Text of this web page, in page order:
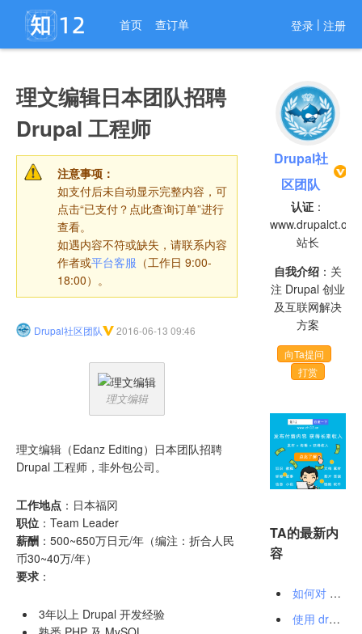
首页
查订单 登录 | 注册
理文编辑日本团队招聘
Drupal 工程师
注意事项：
如支付后未自动显示完整内容，可
点击“已支付？点此查询订单”进行
查看。
如遇内容不符或缺失，请联系内容
作者或平台客服 （工作日 9:00-
18:00）。
Drupal社区团队 2016-06-13 09:46
理文编辑
理文编辑（Edanz Editing）日本团队招聘
Drupal 工程师，非外包公司。
工作地点 ：日本福冈
职位 ：Team Leader
薪酬 ：500~650万日元/年（编注：折合人民
币30~40万/年）
要求 ：
3年以上 Drupal 开发经验
Drupal社
区团队
认证：
www.drupalct.org
站长
自我介绍：关
注 Drupal 创业
及互联网解决
方案
向Ta提问
打赏
TA的最新内
容
如何对 Drupal 节点修改前后的变化进行判断？
使用 drush sql-sync 进行 Drupal 数据库同步